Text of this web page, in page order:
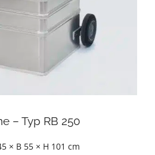
– Typ RB 250
× B 55 × H 101 cm